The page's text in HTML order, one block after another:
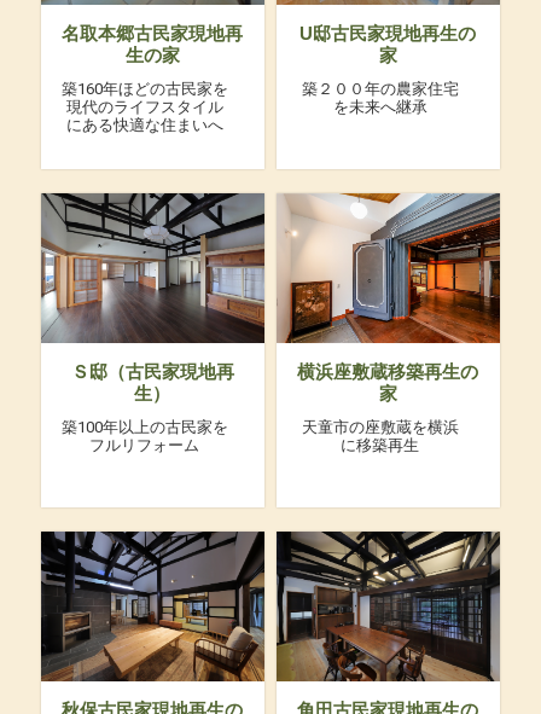
名取本郷古民家現地再
生の家
築160年ほどの古民家を
現代のライフスタイル
にある快適な住まいへ
U邸古民家現地再生の
家
築２００年の農家住宅
を未来へ継承
Ｓ邸（古民家現地再
生）
築100年以上の古民家を
フルリフォーム
横浜座敷蔵移築再生の
家
天童市の座敷蔵を横浜
に移築再生
秋保古民家現地再生の 角田古民家現地再生の